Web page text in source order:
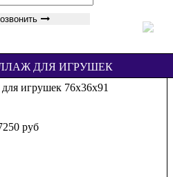
ДЛЯ ИГРУШЕК
игрушек 76х36х91
руб